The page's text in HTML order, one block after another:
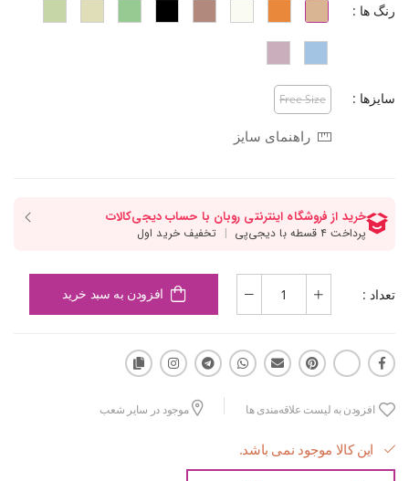
رنگ ها :
سایزها : Free Size
راهنمای سایز
تعداد : افزودن به سبد خرید
افزودن به لیست علاقه‌مندی ها موجود در سایر شعب
این کالا موجود نمی باشد.